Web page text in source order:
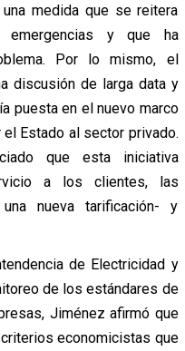
medida que se reitera
y que ha
Por lo mismo, el
discusión de larga data y
puesta en el nuevo marco
Estado al sector privado.
que esta iniciativa
a los clientes, las
nueva tarificación- y
de Electricidad y
de los estándares de
Jiménez afirmó que
economicistas que